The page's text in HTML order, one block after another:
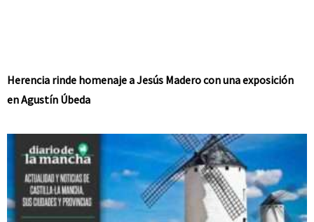
Herencia rinde homenaje a Jesús Madero con una exposición
en Agustín Úbeda